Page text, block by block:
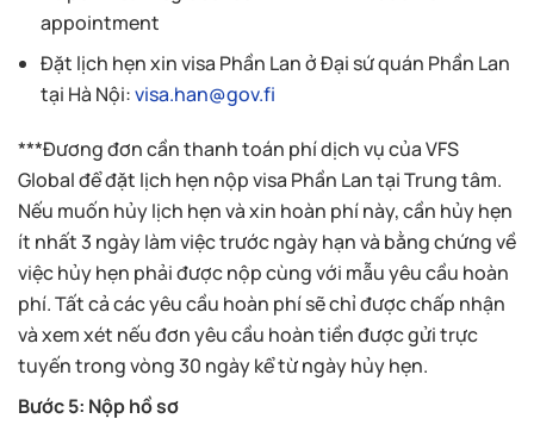
appointment
Đặt lịch hẹn xin visa Phần Lan ở Đại sứ quán Phần Lan
tại Hà Nội:visa.han@gov.fi
***Đương đơn cần thanh toán phí dịch vụ của VFS
Global để đặt lịch hẹn nộp visa Phần Lan tại Trung tâm.
Nếu muốn hủy lịch hẹn và xin hoàn phí này, cần hủy hẹn
ít nhất 3 ngày làm việc trước ngày hạn và bằng chứng về
việc hủy hẹn phải được nộp cùng với mẫu yêu cầu hoàn
phí. Tất cả các yêu cầu hoàn phí sẽ chỉ được chấp nhận
và xem xét nếu đơn yêu cầu hoàn tiền được gửi trực
tuyến trong vòng 30 ngày kể từ ngày hủy hẹn.
Bước 5: Nộp hồ sơ